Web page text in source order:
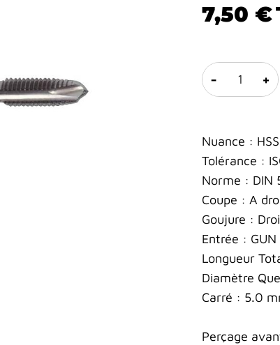
7,50 €
- +
Nuance : HSS
Tolérance :
Norme : DIN
Coupe : A
Goujure :
Entrée : GUN
Longueur
Diamètre
Carré : 5.0
Perçage